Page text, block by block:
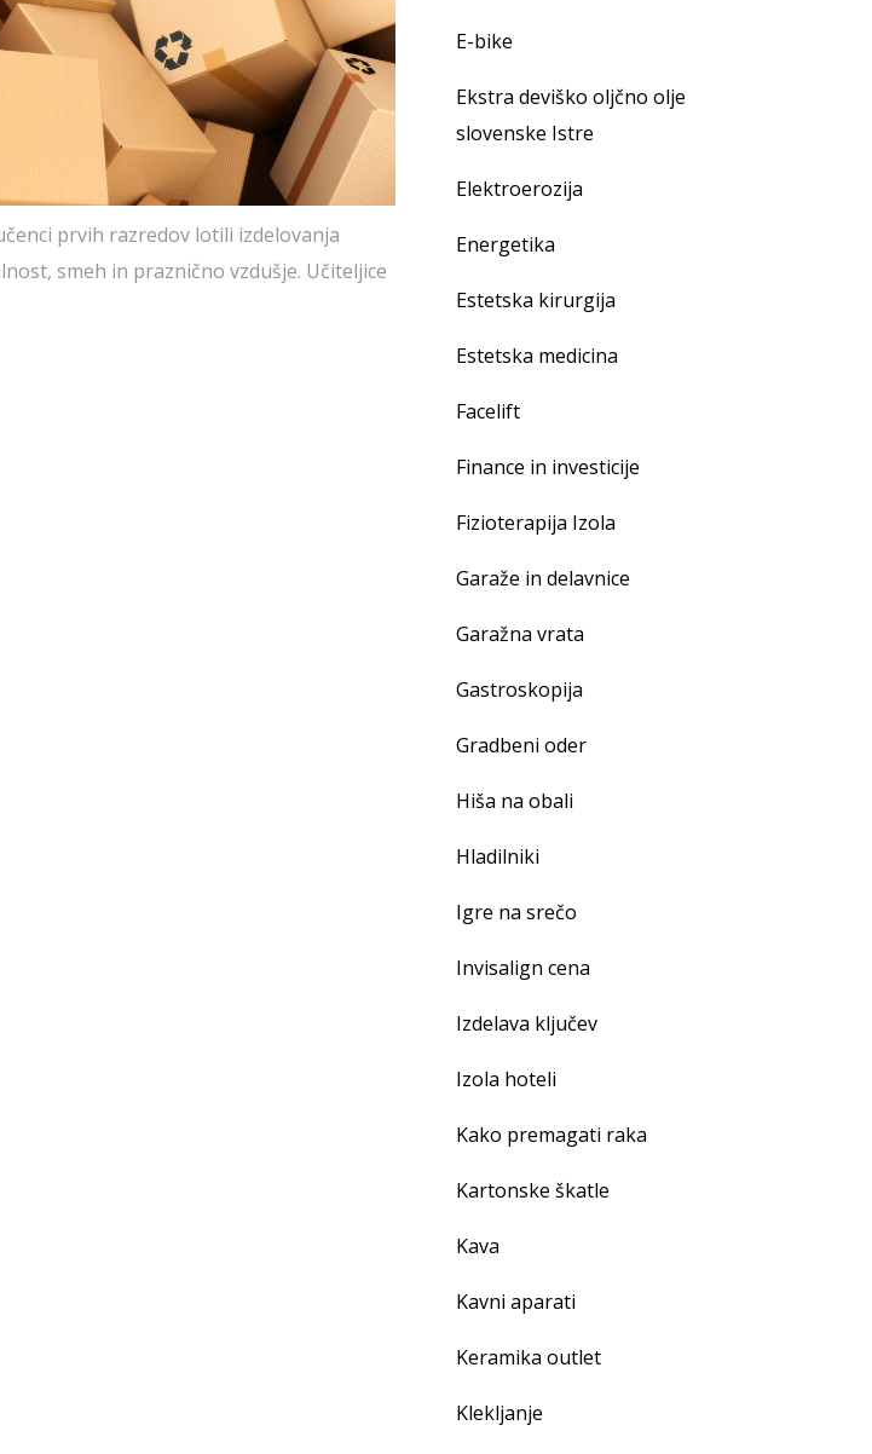
prvih razredov lotili izdelovanja
smeh in praznično vzdušje. Učiteljice
E-bike
Ekstra deviško oljčno olje
slovenske Istre
Elektroerozija
Energetika
Estetska kirurgija
Estetska medicina
Facelift
Finance in investicije
Fizioterapija Izola
Garaže in delavnice
Garažna vrata
Gastroskopija
Gradbeni oder
Hiša na obali
Hladilniki
Igre na srečo
Invisalign cena
Izdelava ključev
Izola hoteli
Kako premagati raka
Kartonske škatle
Kava
Kavni aparati
Keramika outlet
Klekljanje